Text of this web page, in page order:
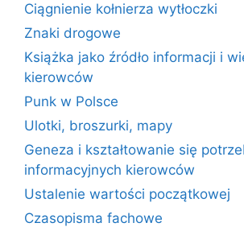
Ciągnienie kołnierza wytłoczki
Znaki drogowe
Książka jako źródło informacji i
kierowców
Punk w Polsce
Ulotki, broszurki, mapy
Geneza i kształtowanie się
informacyjnych kierowców
Ustalenie wartości początkowej
Czasopisma fachowe